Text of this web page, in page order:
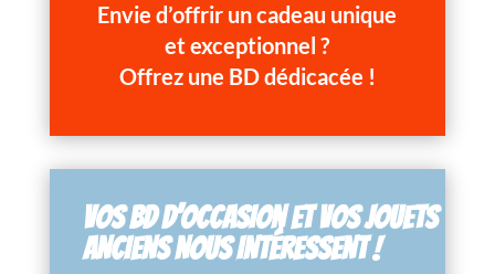
Envie d’offrir un cadeau unique
et exceptionnel ?
Offrez une BD dédicacée !
VOS BD D’OCCASION ET VOS JOUETS
ANCIENS NOUS INTÉRESSENT !